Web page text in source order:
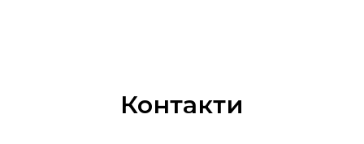
Контакти